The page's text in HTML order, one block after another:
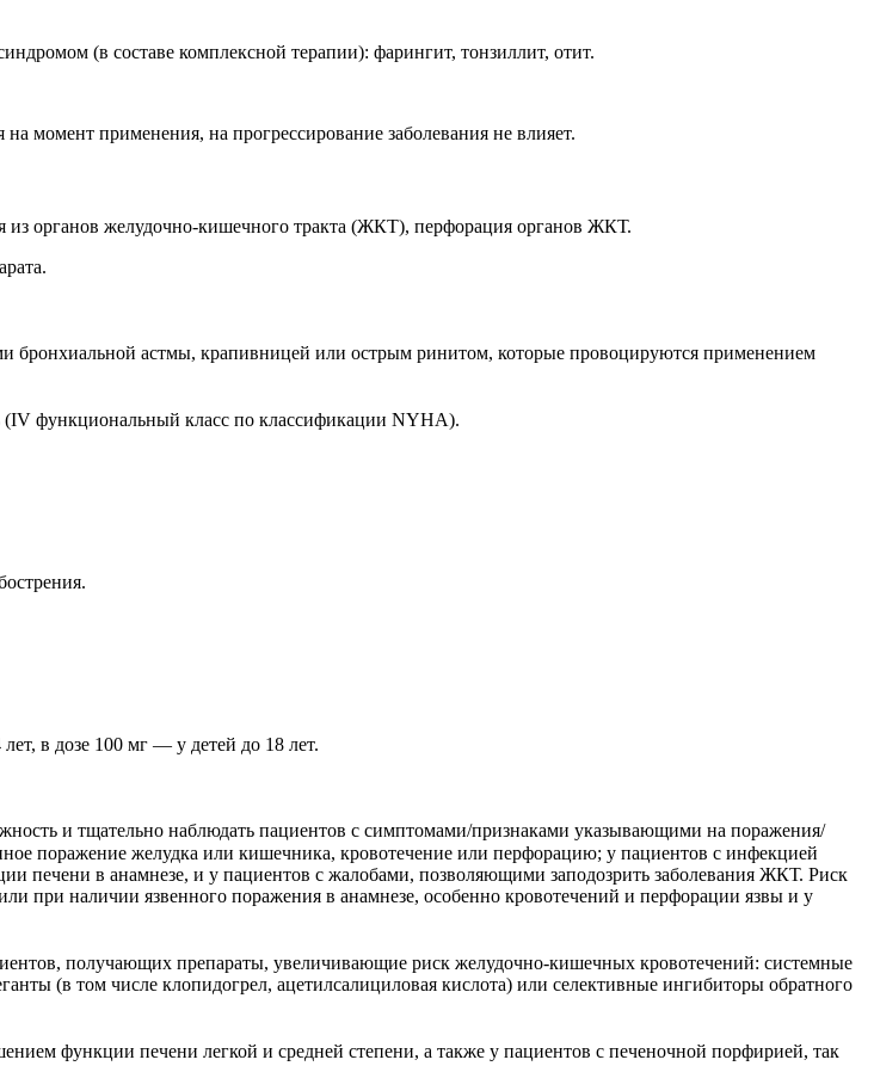
(в составе комплексной терапии): фарингит, тонзиллит, отит.
момент применения, на прогрессирование заболевания не влияет.
органов желудочно-кишечного тракта (ЖКТ), перфорация органов ЖКТ.
бронхиальной астмы, крапивницей или острым ринитом, которые провоцируются применением
(IV функциональный класс по классификации NYHA).
в дозе 100 мг — у детей до 18 лет.
и тщательно наблюдать пациентов с симптомами/признаками указывающими на поражения/
поражение желудка или кишечника, кровотечение или перфорацию; у пациентов с инфекцией
печени в анамнезе, и у пациентов с жалобами, позволяющими заподозрить заболевания ЖКТ. Риск
при наличии язвенного поражения в анамнезе, особенно кровотечений и перфорации язвы и у
получающих препараты, увеличивающие риск желудочно-кишечных кровотечений: системные
(в том числе клопидогрел, ацетилсалициловая кислота) или селективные ингибиторы обратного
функции печени легкой и средней степени, а также у пациентов с печеночной порфирией, так